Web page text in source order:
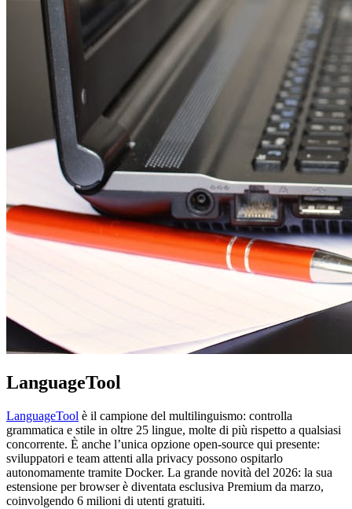
LanguageTool
LanguageTool è il campione del multilinguismo: controlla
grammatica e stile in oltre 25 lingue, molte di più rispetto a qualsiasi
concorrente. È anche l’unica opzione open-source qui presente:
sviluppatori e team attenti alla privacy possono ospitarlo
autonomamente tramite Docker. La grande novità del 2026: la sua
estensione per browser è diventata esclusiva Premium da marzo,
coinvolgendo 6 milioni di utenti gratuiti.